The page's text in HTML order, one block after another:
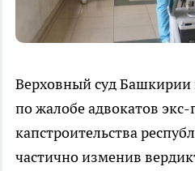
Верховный суд
по жалобе адвокатов
капстроительства
частично изменив